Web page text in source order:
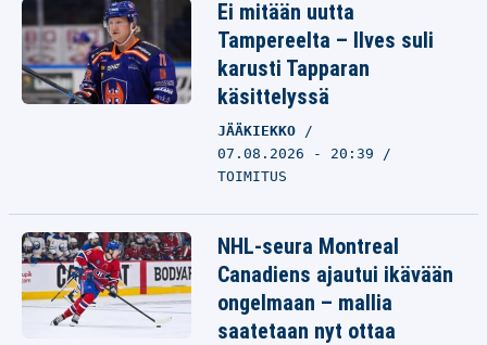
Ei mitään uutta
Tampereelta – Ilves suli
karusti Tapparan
käsittelyssä
JÄÄKIEKKO
07.08.2026 - 20:39
TOIMITUS
NHL-seura Montreal
Canadiens ajautui ikävään
ongelmaan – mallia
saatetaan nyt ottaa